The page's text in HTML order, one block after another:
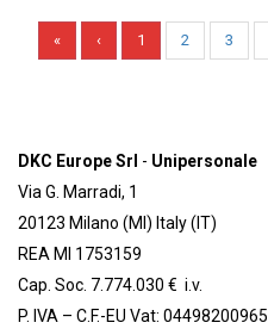
« ‹ 1 2 3
DKC Europe Srl - Unipersonale
Via G. Marradi, 1
20123 Milano (MI) Italy (IT)
REA MI 1753159
Cap. Soc. 7.774.030 € i.v.
P. IVA – C.F.-EU Vat: 04498200965